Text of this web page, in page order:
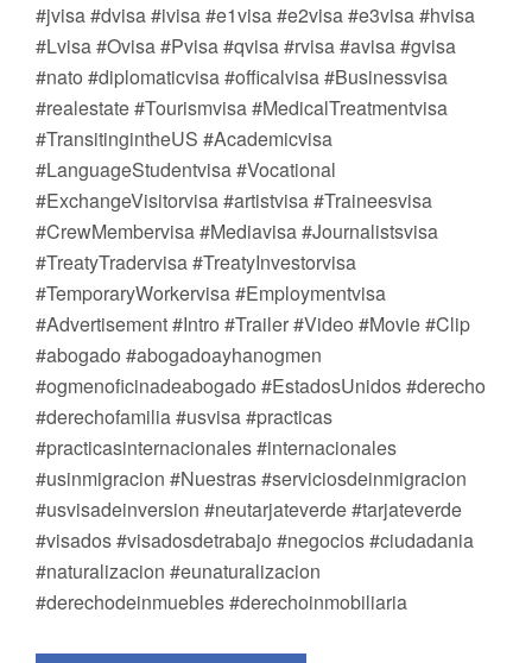
#jvisa #dvisa #ivisa #e1visa #e2visa #e3visa #hvisa
#Lvisa #Ovisa #Pvisa #qvisa #rvisa #avisa #gvisa
#nato #diplomaticvisa #officalvisa #Businessvisa
#realestate #Tourismvisa #MedicalTreatmentvisa
#TransitingintheUS #Academicvisa
#LanguageStudentvisa #Vocational
#ExchangeVisitorvisa #artistvisa #Traineesvisa
#CrewMembervisa #Mediavisa #Journalistsvisa
#TreatyTradervisa #TreatyInvestorvisa
#TemporaryWorkervisa #Employmentvisa
#Advertisement #Intro #Trailer #Video #Movie #Clip
#abogado #abogadoayhanogmen
#ogmenoficinadeabogado #EstadosUnidos #derecho
#derechofamilia #usvisa #practicas
#practicasinternacionales #internacionales
#usinmigracion #Nuestras #serviciosdeinmigracion
#usvisadeinversion #neutarjateverde #tarjateverde
#visados #visadosdetrabajo #negocios #ciudadania
#naturalizacion #eunaturalizacion
#derechodeinmuebles #derechoinmobiliaria